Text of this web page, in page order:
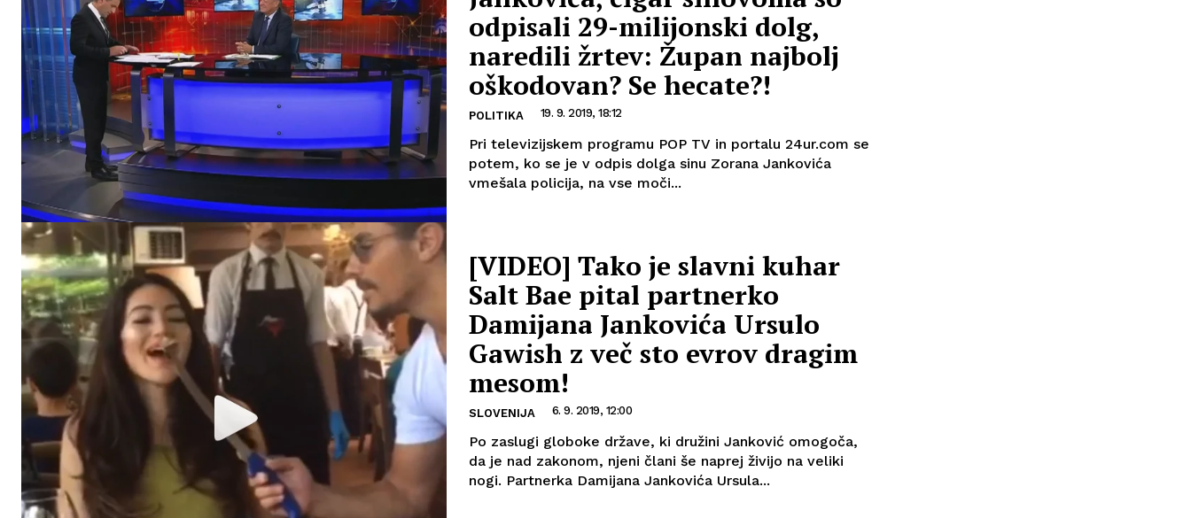
odpisali 29-milijonski dolg,
naredili žrtev: Župan najbolj
oškodovan? Se hecate?!
POLITIKA 19. 9. 2019, 18:12
Pri televizijskem programu POP TV in portalu 24ur.com se
potem, ko se je v odpis dolga sinu Zorana Jankovića
vmešala policija, na vse moči...
[VIDEO] Tako je slavni kuhar
Salt Bae pital partnerko
Damijana Jankovića Ursulo
Gawish z več sto evrov dragim
mesom!
SLOVENIJA 6. 9. 2019, 12:00
Po zaslugi globoke države, ki družini Janković omogoča,
da je nad zakonom, njeni člani še naprej živijo na veliki
nogi. Partnerka Damijana Jankovića Ursula...